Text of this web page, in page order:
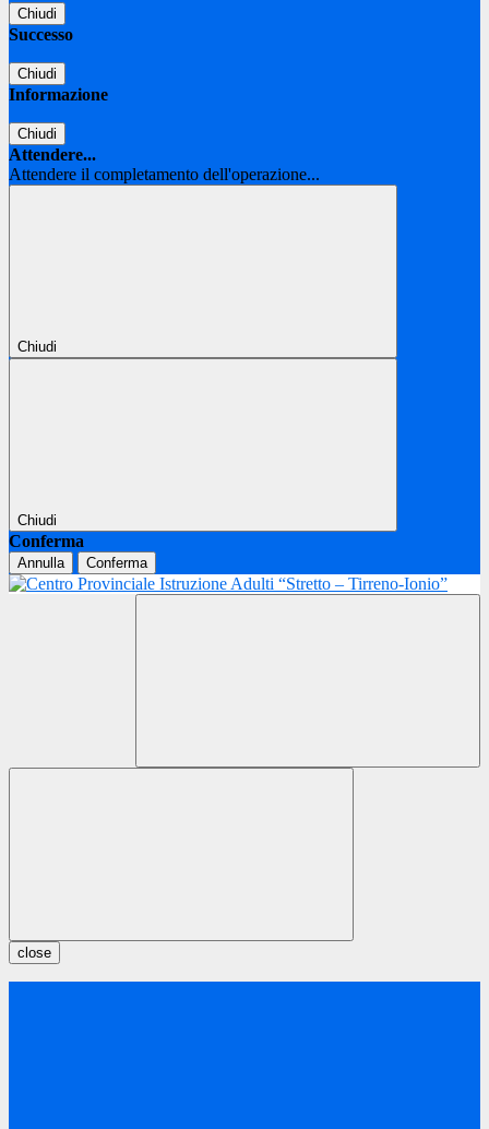
Chiudi
Successo
Chiudi
Informazione
Chiudi
Attendere...
Attendere il completamento dell'operazione...
Chiudi
Chiudi
Conferma
Annulla Conferma
close